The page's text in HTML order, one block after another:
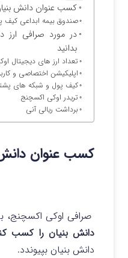
کسب عنوان دانش
صندوق بیمه ابداعی کیف
در مورد صرافی ارز
بدانید
تعداد ارز های دیجیتال
اپلیکیشن اختصاصی و
کیف پول و شبکه های
تریدر اوکی اکسچنج
برداشت ریالی آنی
کسب عنوان
صرافی اوکی اکسچنج،
دانش بنیان را کسب
دانش بنیان بپیوندد.